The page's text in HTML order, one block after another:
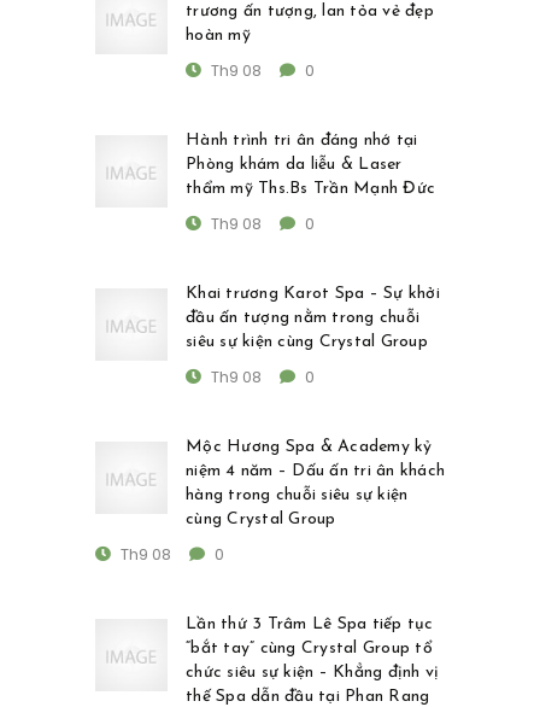
trương ấn tượng, lan tỏa vẻ đẹp
hoàn mỹ
Th9 08 0
Hành trình tri ân đáng nhớ tại
Phòng khám da liễu & Laser
thẩm mỹ Ths.Bs Trần Mạnh Đức
Th9 08 0
Khai trương Karot Spa – Sự khởi
đầu ấn tượng nằm trong chuỗi
siêu sự kiện cùng Crystal Group
Th9 08 0
Mộc Hương Spa & Academy kỷ
niệm 4 năm – Dấu ấn tri ân khách
hàng trong chuỗi siêu sự kiện
cùng Crystal Group
Th9 08 0
Lần thứ 3 Trâm Lê Spa tiếp tục
“bắt tay” cùng Crystal Group tổ
chức siêu sự kiện – Khẳng định vị
thế Spa dẫn đầu tại Phan Rang